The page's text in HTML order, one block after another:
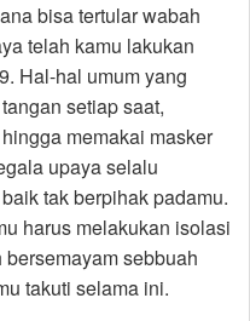
bisa tertular wabah
telah kamu lakukan
Hal-hal umum yang
setiap saat,
memakai masker
upaya selalu
tak berpihak padamu.
harus melakukan isolasi
sebbuah
takuti selama ini.